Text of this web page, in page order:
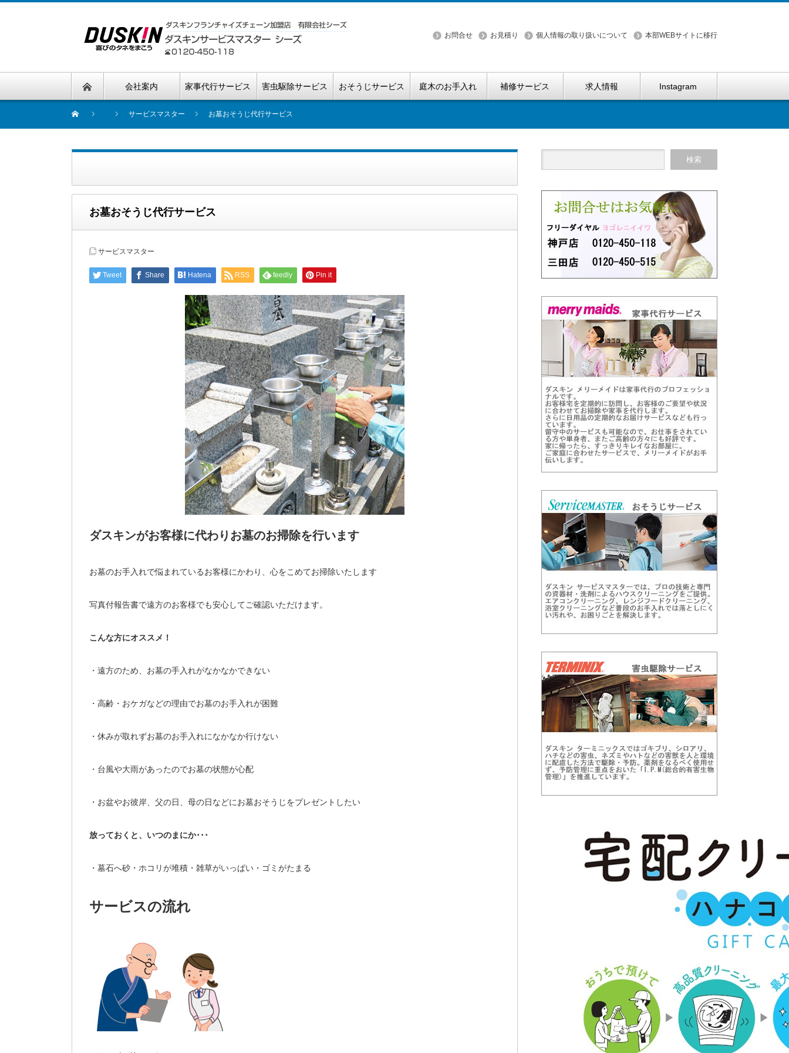
お問合せ お見積り 個人情報の取り扱いについて 本部WEBサイトに移行
会社案内 家事代行サービス 害虫駆除サービス おそうじサービス 庭木のお手入れ 補修サービス 求人情報 Instagram
サービスマスター お墓おそうじ代行サービス
お墓おそうじ代行サービス
サービスマスター
Tweet Share Hatena RSS feedly Pin it
ダスキンがお客様に代わりお墓のお掃除を行います
お墓のお手入れで悩まれているお客様にかわり、心をこめてお掃除いたします
写真付報告書で遠方のお客様でも安心してご確認いただけます。
こんな方にオススメ！
・遠方のため、お墓の手入れがなかなかできない
・高齢・おケガなどの理由でお墓のお手入れが困難
・休みが取れずお墓のお手入れになかなか行けない
・台風や大雨があったのでお墓の状態が心配
・お盆やお彼岸、父の日、母の日などにお墓おそうじをプレゼントしたい
放っておくと、いつのまにか･･･
・墓石へ砂・ホコリが堆積・ 雑草がいっぱい・ ゴミがたまる
サービスの流れ